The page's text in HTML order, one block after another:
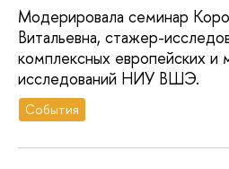
Модерировала семинар
Витальевна, стажер-
комплексных европейских
исследований НИУ ВШЭ.
События